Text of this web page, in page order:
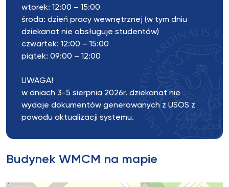
wtorek: 12:00 – 15:00
środa: dzień pracy wewnętrznej (w tym dniu
dziekanat nie obsługuje studentów)
czwartek: 12:00 – 15:00
piątek: 09:00 – 12:00
UWAGA!
w dniach 3-5 sierpnia 2026r. dziekanat nie
wydaje dokumentów generowanych z USOS z
powodu aktualizacji systemu.
Budynek WMCM na mapie